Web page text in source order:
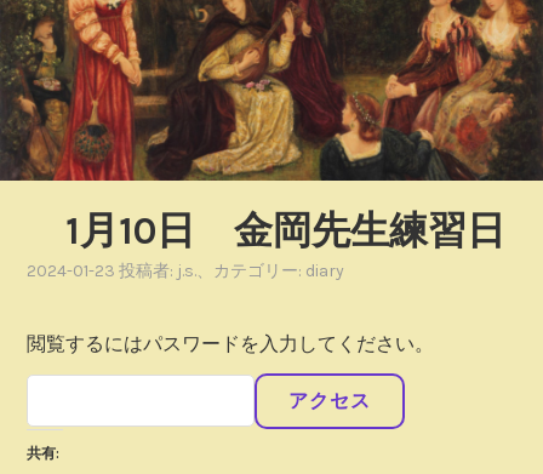
1月10日 金岡先生練習日
2024-01-23 投稿者: j.s.、カテゴリー: diary
閲覧するにはパスワードを入力してください。
共有: